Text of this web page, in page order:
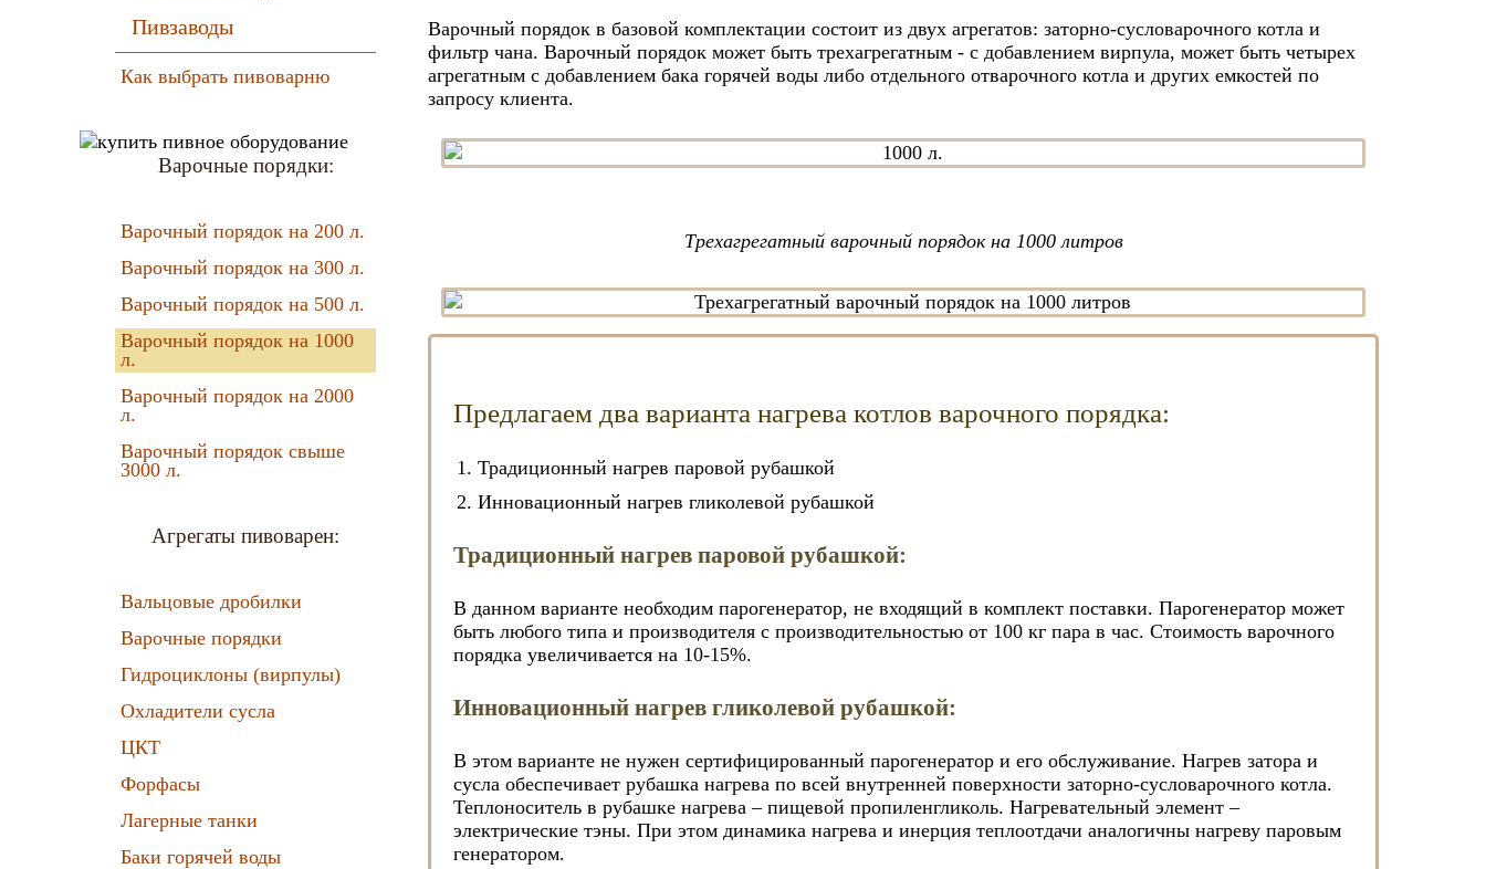
Варочный порядок в базовой комплектации состоит из двух агрегатов: заторно-сусловарочного котла и
фильтр чана. Варочный порядок может быть трехагрегатным - с добавлением вирпула, может быть четырех
агрегатным с добавлением бака горячей воды либо отдельного отварочного котла и других емкостей по
запросу клиента.
Трехагрегатный варочный порядок на 1000 литров
Предлагаем два варианта нагрева котлов варочного порядка:
Традиционный нагрев паровой рубашкой
Инновационный нагрев гликолевой рубашкой
Традиционный нагрев паровой рубашкой:
В данном варианте необходим парогенератор, не входящий в комплект поставки. Парогенератор может
быть любого типа и производителя с производительностью от 100 кг пара в час. Стоимость варочного
порядка увеличивается на 10-15%.
Инновационный нагрев гликолевой рубашкой:
В этом варианте не нужен сертифицированный парогенератор и его обслуживание. Нагрев затора и
сусла обеспечивает рубашка нагрева по всей внутренней поверхности заторно-сусловарочного котла.
Теплоноситель в рубашке нагрева – пищевой пропиленгликоль. Нагревательный элемент –
электрические тэны. При этом динамика нагрева и инерция теплоотдачи аналогичны нагреву паровым
генератором.
Пивзаводы
Как выбрать пивоварню
Варочные порядки:
Варочный порядок на 200 л.
Варочный порядок на 300 л.
Варочный порядок на 500 л.
Варочный порядок на 1000
л.
Варочный порядок на 2000
л.
Варочный порядок свыше
3000 л.
Агрегаты пивоварен:
Вальцовые дробилки
Варочные порядки
Гидроциклоны (вирпулы)
Охладители сусла
ЦКТ
Форфасы
Лагерные танки
Баки горячей воды